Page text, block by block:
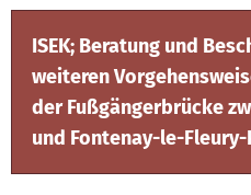
ISEK; Beratung und
weiteren
der Fußgängerbrücke
und Fontenay-le-